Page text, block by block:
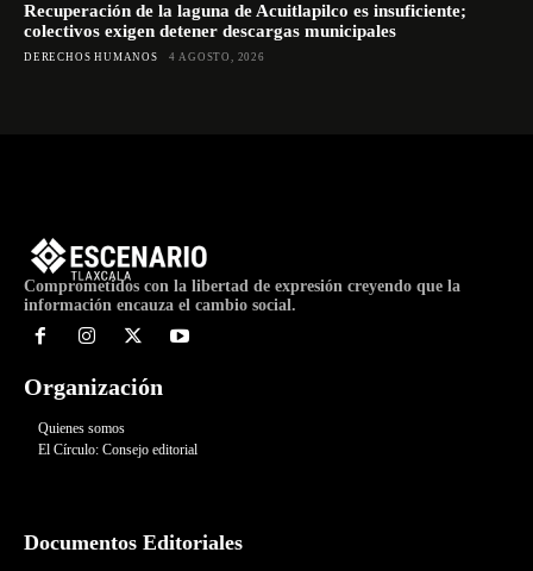
Recuperación de la laguna de Acuitlapilco es insuficiente;
colectivos exigen detener descargas municipales
DERECHOS HUMANOS 4 AGOSTO, 2026
Comprometidos con la libertad de expresión creyendo que la
información encauza el cambio social.
Organización
Quienes somos
El Círculo: Consejo editorial
Documentos Editoriales